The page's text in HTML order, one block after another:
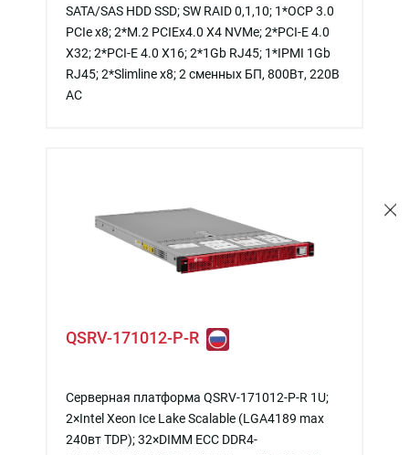
SATA/SAS HDD SSD; SW RAID 0,1,10; 1*OCP 3.0
PCIe x8; 2*M.2 PCIEx4.0 X4 NVMe; 2*PCI-E 4.0
X32; 2*PCI-E 4.0 X16; 2*1Gb RJ45; 1*IPMI 1Gb
RJ45; 2*Slimline x8; 2 сменных БП, 800Вт, 220В
АС
QSRV-171012-P-R
Серверная платформа QSRV-171012-P-R 1U;
2×Intel Xeon Ice Lake Scalable (LGA4189 max
240вт TDP); 32×DIMM ECC DDR4-